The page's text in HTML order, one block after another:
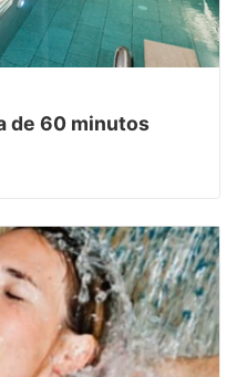
de 60 minutos